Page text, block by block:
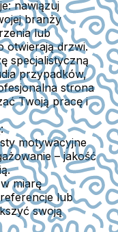
nawiązuj
branży
lub
otwierają drzwi.
specjalistyczną
przypadków,
strona
Twoją pracę i
motywacyjne
– jakość
miarę
lub
swoją